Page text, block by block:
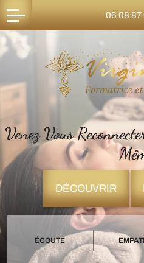
06 08 87
Venez Vous
DÉCOUVRIR
ÉCOUTE